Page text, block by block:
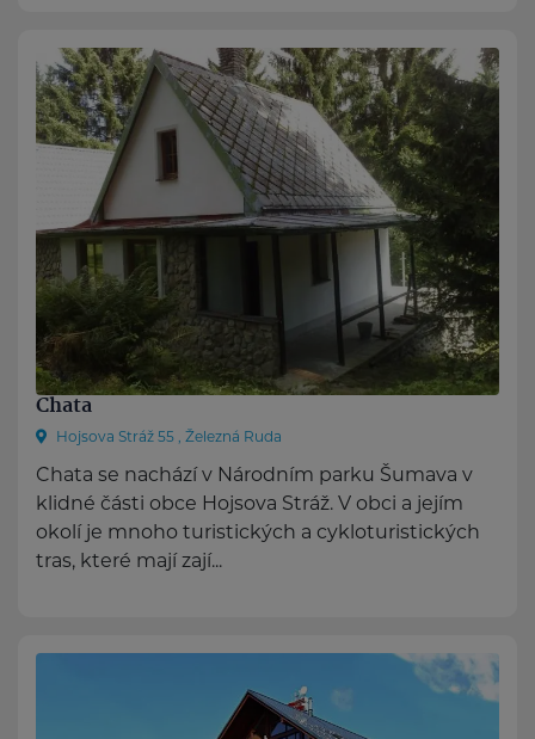
Chata
Hojsova Stráž 55 , Železná Ruda
Chata se nachází v Národním parku Šumava v
klidné části obce Hojsova Stráž. V obci a jejím
okolí je mnoho turistických a cykloturistických
tras, které mají zají...